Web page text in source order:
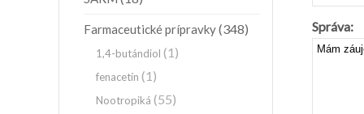
Správa:
Farmaceutické prípravky(348)
1,4-butándiol (1)
fenacetín (1)
Nootropiká (55)